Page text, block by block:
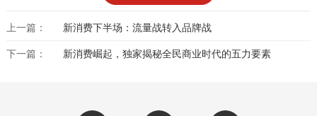
上一篇： 新消费下半场：流量战转入品牌战
下一篇： 新消费崛起，独家揭秘全民商业时代的五力要素